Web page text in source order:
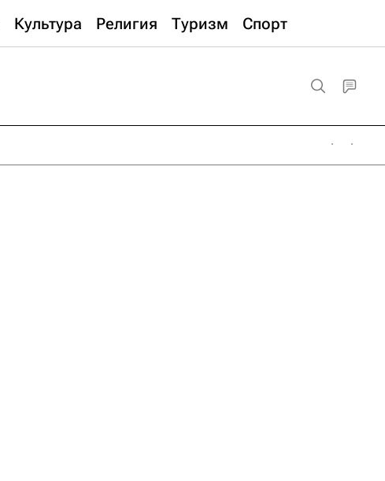
Культура Религия Туризм Спорт